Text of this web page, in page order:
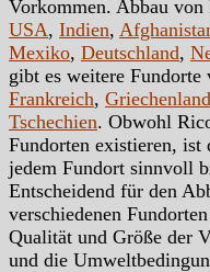
Vorkommen. Abbau
USA, Indien,
Mexiko, Deutschland,
gibt es weitere
Frankreich, Griechenland
Tschechien. Obwohl
Fundorten existieren, ist
jedem Fundort sinnvoll
Entscheidend für den
verschiedenen
Qualität und Größe der
und die